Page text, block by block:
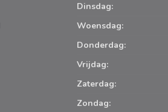
Dinsdag:
Woensdag:
Donderdag:
Vrijdag:
Zaterdag:
Zondag: